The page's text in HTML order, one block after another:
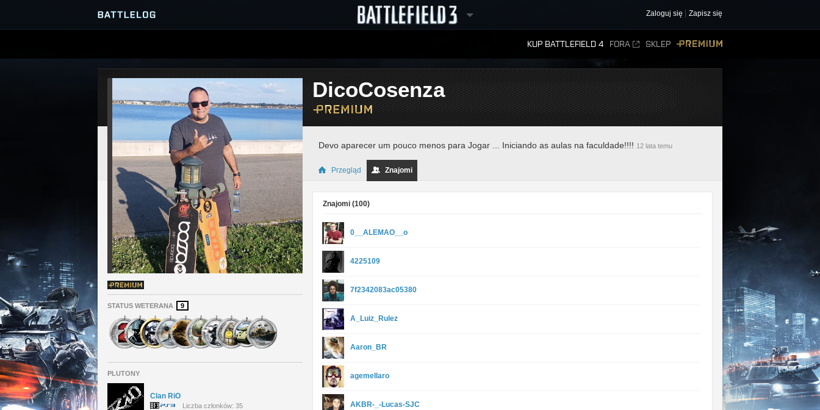
Zaloguj się Zapisz się
KUP BATTLEFIELD 4 FORA SKLEP
PRZEGLĄDARKA SERWERÓW
GRY
RANKINGI
STATUS WETERANA 9
PLUTONY
Clan RiO
Liczba członków: 35
DicoCosenza
Devo aparecer um pouco menos para Jogar ... Iniciando as aulas na faculdade!!!! 12 lata temu
Przegląd Znajomi
Znajomi (100)
0__ALEMAO__o
4225109
7f2342083ac05380
A_Luiz_Rulez
Aaron_BR
agemellaro
AKBR-_-Lucas-SJC